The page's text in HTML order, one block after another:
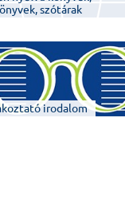
szótárak
irodalom